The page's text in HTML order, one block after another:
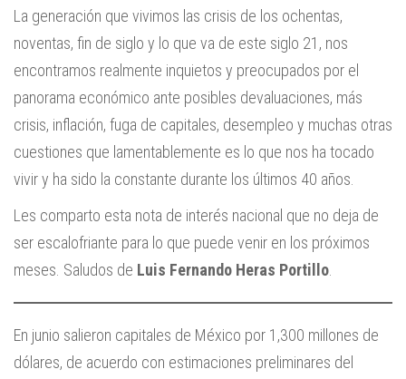
La generación que vivimos las crisis de los ochentas,
noventas, fin de siglo y lo que va de este siglo 21, nos
encontramos realmente inquietos y preocupados por el
panorama económico ante posibles devaluaciones, más
crisis, inflación, fuga de capitales, desempleo y muchas otras
cuestiones que lamentablemente es lo que nos ha tocado
vivir y ha sido la constante durante los últimos 40 años.
Les comparto esta nota de interés nacional que no deja de
ser escalofriante para lo que puede venir en los próximos
meses. Saludos de Luis Fernando Heras Portillo
En junio salieron capitales de México por 1,300 millones de
dólares, de acuerdo con estimaciones preliminares del